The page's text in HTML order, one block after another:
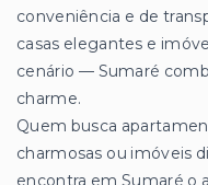
conveniência e de
casas elegantes e
cenário — Sumaré
charme.
Quem busca
charmosas ou imóveis
encontra em Sumaré o